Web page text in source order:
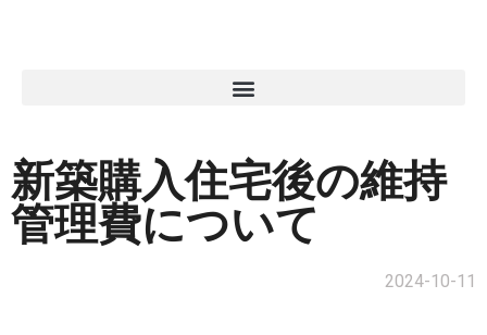
新築購入住宅後の維持
管理費について
2024-10-11